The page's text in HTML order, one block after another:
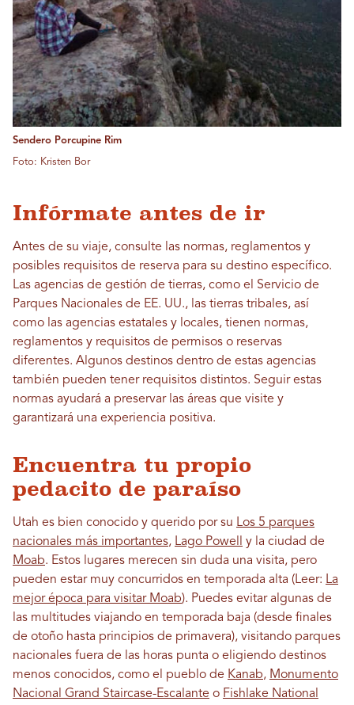
Sendero Porcupine Rim
Foto: Kristen Bor
Infórmate antes de ir
Antes de su viaje, consulte las normas, reglamentos y
posibles requisitos de reserva para su destino específico.
Las agencias de gestión de tierras, como el Servicio de
Parques Nacionales de EE. UU., las tierras tribales, así
como las agencias estatales y locales, tienen normas,
reglamentos y requisitos de permisos o reservas
diferentes. Algunos destinos dentro de estas agencias
también pueden tener requisitos distintos. Seguir estas
normas ayudará a preservar las áreas que visite y
garantizará una experiencia positiva.
Encuentra tu propio
pedacito de paraíso
Utah es bien conocido y querido por su Los 5 parques
nacionales más importantes, Lago Powell
y la ciudad de
Moab. Estos lugares merecen sin duda una visita, pero
pueden estar muy concurridos en temporada alta (Leer: La
mejor época para visitar Moab). Puedes evitar algunas de
las multitudes viajando en temporada baja (desde finales
de otoño hasta principios de primavera), visitando parques
nacionales fuera de las horas punta o eligiendo destinos
menos conocidos, como el pueblo de Kanab, Monumento
Nacional Grand Staircase-Escalante o Fishlake National